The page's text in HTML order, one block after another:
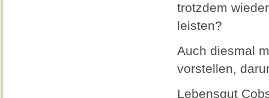
trotzdem
leisten?
Auch diesmal
vorstellen,
Lebensgut